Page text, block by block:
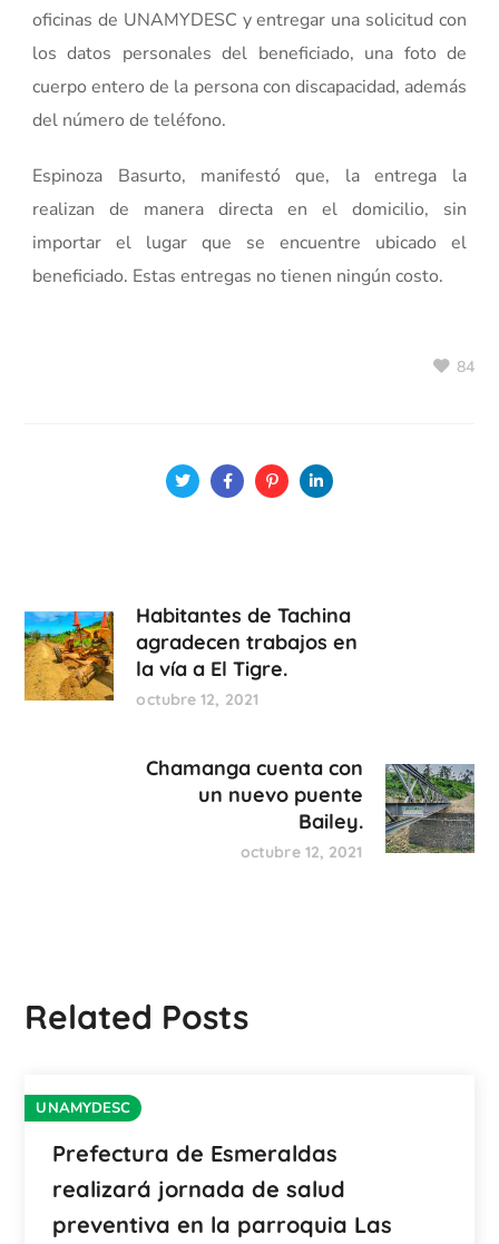
oficinas de UNAMYDESC y entregar una solicitud con
los datos personales del beneficiado, una foto de
cuerpo entero de la persona con discapacidad, además
del número de teléfono.
Espinoza Basurto, manifestó que, la entrega la
realizan de manera directa en el domicilio, sin
importar el lugar que se encuentre ubicado el
beneficiado. Estas entregas no tienen ningún costo.
84
Habitantes de Tachina
agradecen trabajos en
la vía a El Tigre.
octubre 12, 2021
Chamanga cuenta con
un nuevo puente
Bailey.
octubre 12, 2021
Related Posts
UNAMYDESC
Prefectura de Esmeraldas
realizará jornada de salud
preventiva en la parroquia Las